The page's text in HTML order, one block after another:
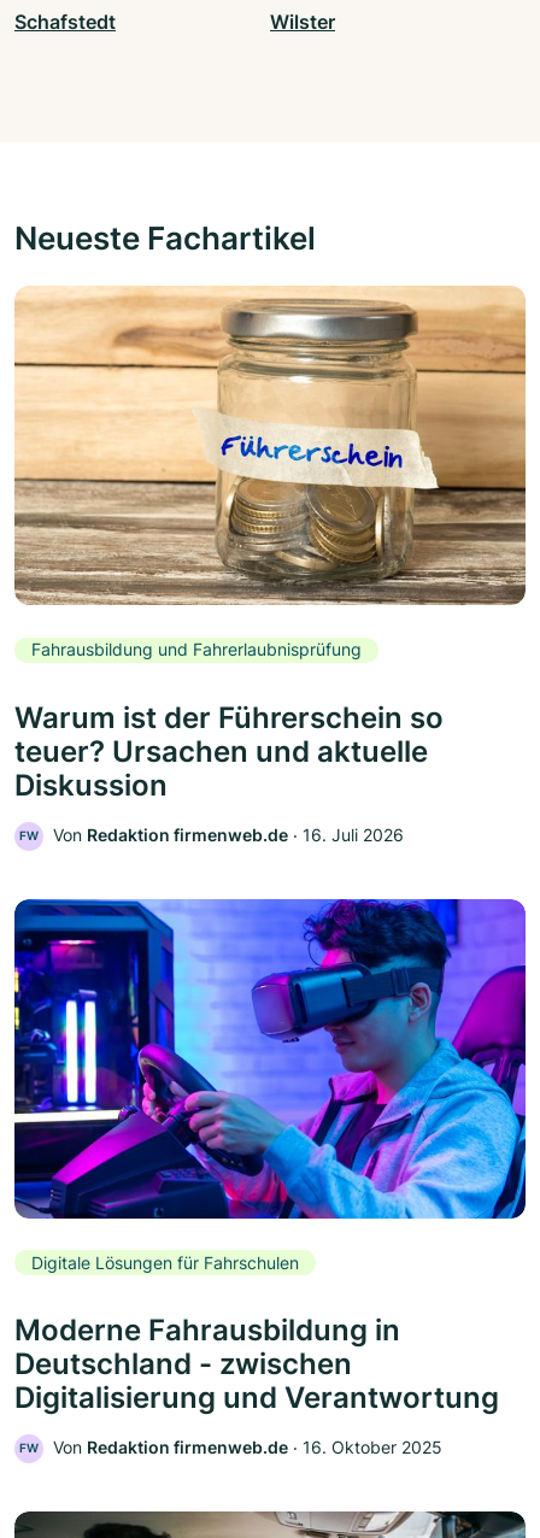
Schafstedt Wilster
Neueste Fachartikel
Fahrausbildung und Fahrerlaubnisprüfung
Warum ist der Führerschein so
teuer? Ursachen und aktuelle
Diskussion
FW Von Redaktion firmenweb.de ‧ 16. Juli 2026
Digitale Lösungen für Fahrschulen
Moderne Fahrausbildung in
Deutschland - zwischen
Digitalisierung und Verantwortung
FW Von Redaktion firmenweb.de ‧ 16. Oktober 2025